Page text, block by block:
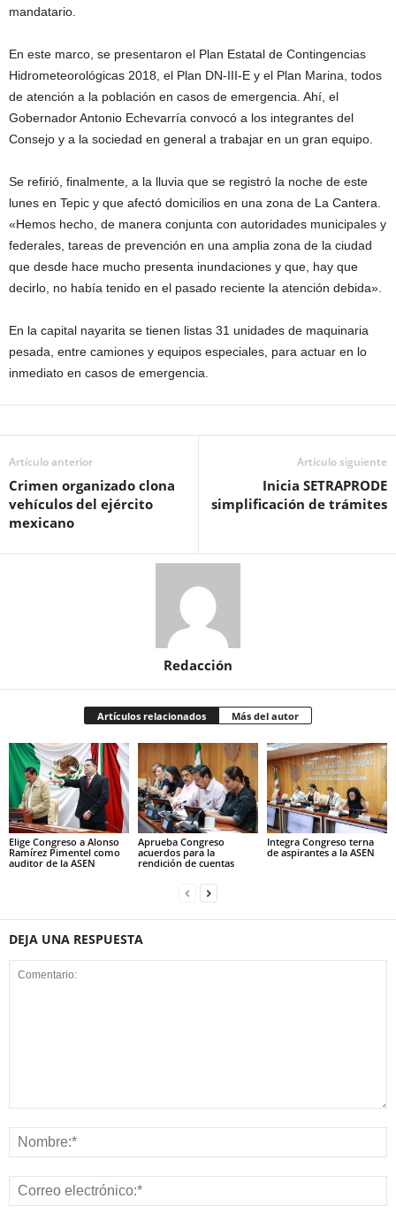
mandatario.
En este marco, se presentaron el Plan Estatal de Contingencias
Hidrometeorológicas 2018, el Plan DN-III-E y el Plan Marina, todos
de atención a la población en casos de emergencia. Ahí, el
Gobernador Antonio Echevarría convocó a los integrantes del
Consejo y a la sociedad en general a trabajar en un gran equipo.
Se refirió, finalmente, a la lluvia que se registró la noche de este
lunes en Tepic y que afectó domicilios en una zona de La Cantera.
«Hemos hecho, de manera conjunta con autoridades municipales y
federales, tareas de prevención en una amplia zona de la ciudad
que desde hace mucho presenta inundaciones y que, hay que
decirlo, no había tenido en el pasado reciente la atención debida».
En la capital nayarita se tienen listas 31 unidades de maquinaria
pesada, entre camiones y equipos especiales, para actuar en lo
inmediato en casos de emergencia.
Artículo anterior
Crimen organizado clona
vehículos del ejército
mexicano
Artículo siguiente
Inicia SETRAPRODE
simplificación de trámites
Redacción
Artículos relacionados Más del autor
Elige Congreso a Alonso
Ramírez Pimentel como
auditor de la ASEN
Aprueba Congreso
acuerdos para la
rendición de cuentas
Integra Congreso terna
de aspirantes a la ASEN
DEJA UNA RESPUESTA